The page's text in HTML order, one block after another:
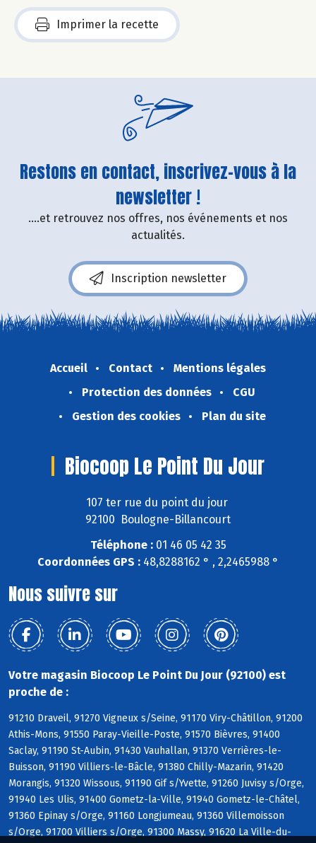
Imprimer la recette
Restons en contact, inscrivez-vous à la
newsletter !
....et retrouvez nos offres, nos événements et nos
actualités.
Inscription newsletter
Accueil Contact
Mentions légales
Protection des données
CGU
Gestion des cookies
Plan du site
Biocoop Le Point Du Jour
107 ter rue du point du jour
92100 Boulogne-Billancourt
Téléphone :01 46 05 42 35
Coordonnées GPS : 48,8288162 ° , 2,2465988 °
Nous suivre sur
Votre magasin Biocoop Le Point Du Jour (92100) est
proche de :
91210 Draveil, 91270 Vigneux s/Seine, 91170 Viry-Châtillon, 91200
Athis-Mons, 91550 Paray-Vieille-Poste, 91570 Bièvres, 91400
Saclay, 91190 St-Aubin, 91430 Vauhallan, 91370 Verrières-le-
Buisson, 91190 Villiers-le-Bâcle, 91380 Chilly-Mazarin, 91420
Morangis, 91320 Wissous, 91190 Gif s/Yvette, 91260 Juvisy s/Orge,
91940 Les Ulis, 91400 Gometz-la-Ville, 91940 Gometz-le-Châtel,
91360 Epinay s/Orge, 91160 Longjumeau, 91360 Villemoisson
s/Orge, 91700 Villiers s/Orge, 91300 Massy, 91620 La Ville-du-